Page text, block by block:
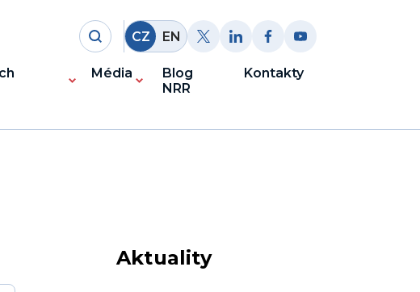
CZ EN
Média
Blog
NRR
Kontakty
Aktuality